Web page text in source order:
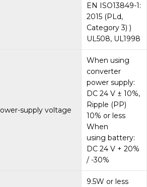
EN ISO13849-1:
2015 (PLd,
Category 3) )
UL508, UL1998
supply voltage
When using
converter
power supply:
DC 24 V ± 10%,
Ripple (PP)
10% or less
When
using battery:
DC 24 V + 20%
/ -30%
9.5W or less